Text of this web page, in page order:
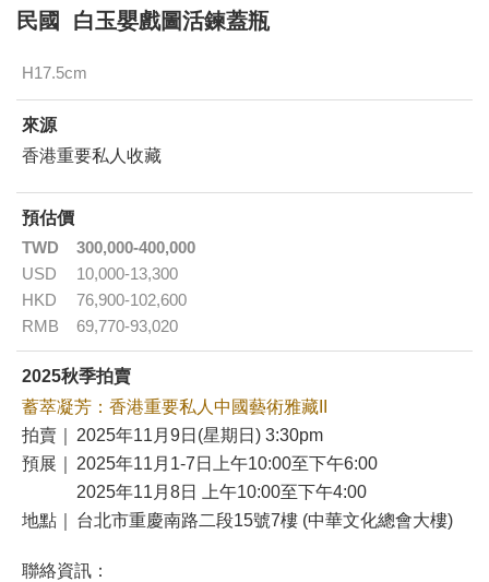
民國 白玉嬰戲圖活鍊蓋瓶
H17.5cm
來源
香港重要私人收藏
預估價
TWD
300,000-400,000
USD
10,000-13,300
HKD
76,900-102,600
RMB
69,770-93,020
2025秋季拍賣
蓄萃凝芳：香港重要私人中國藝術雅藏II
拍賣｜
2025年11月9日(星期日) 3:30pm
預展｜
2025年11月1-7日上午10:00至下午6:00
2025年11月8日 上午10:00至下午4:00
地點｜
台北市重慶南路二段15號7樓 (中華文化總會大樓)
聯絡資訊：